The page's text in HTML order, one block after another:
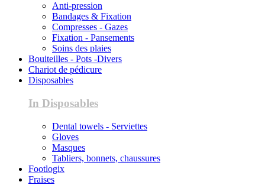
Anti-pression
Bandages & Fixation
Compresses - Gazes
Fixation - Pansements
Soins des plaies
Bouiteilles - Pots -Divers
Chariot de pédicure
Disposables
In Disposables
Dental towels - Serviettes
Gloves
Masques
Tabliers, bonnets, chaussures
Footlogix
Fraises